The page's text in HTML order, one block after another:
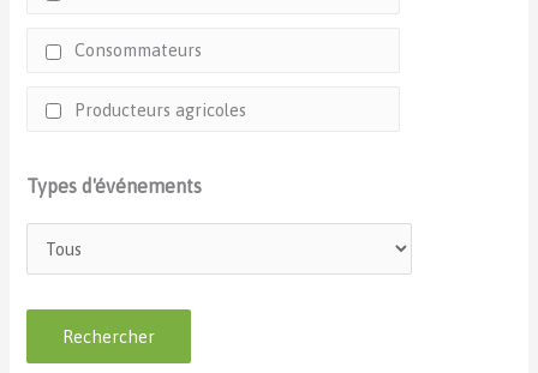
Consommateurs
Producteurs agricoles
Types d'événements